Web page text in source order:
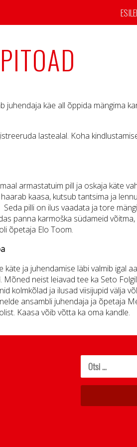
juhendaja käe all õppida mängima
lastealal. Koha
armastatuim pill ja oskaja käte
kaasa, kutsub tantsima ja
pilli on ilus vaadata ja tore
panna karmoška südameid
õpetaja Elo Toom.
käte ja juhendamise läbi valmib igal
Mõned neist leiavad tee ka Seto
kolmkõlad ja ilusad viisijupid välja
ansambli juhendaja ja õpetaja
Kaasa võib võtta ka oma kandle.